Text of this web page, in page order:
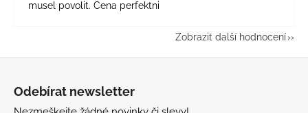
musel povolit. Cena perfektni
Zobrazit další hodnocení
Odebírat newsletter